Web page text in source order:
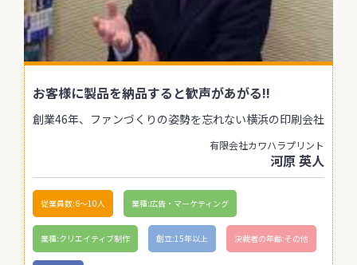
お客様に製品を納品すると歓声があがる!!
創業46年、ファンづくりの姿勢を忘れない横浜の印刷会社
有限会社カワハラプリント
河原 英人
従業員数:6～10人 業種:広告・マーケティング
業種:クリエイティブ制作 創立:15年以上 決裁者の年齢:その他